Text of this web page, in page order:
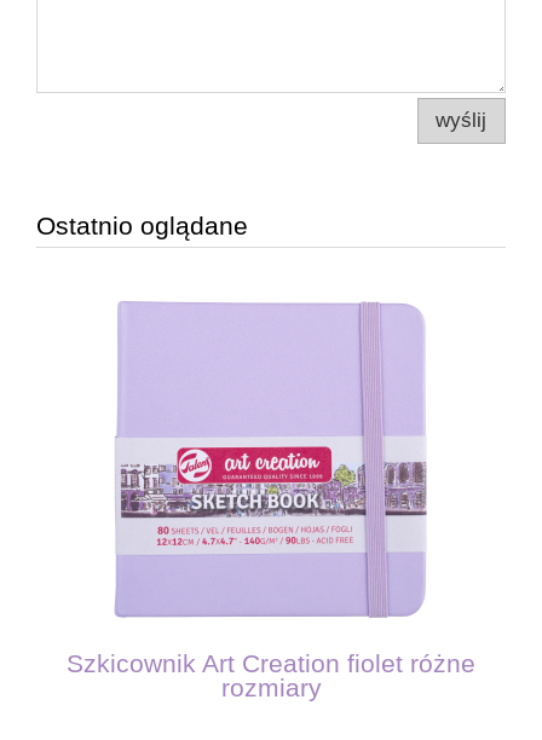
wyślij
Ostatnio oglądane
Szkicownik Art Creation fiolet różne
rozmiary